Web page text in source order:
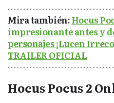
Mira también:Hocus
impresionante antes y
personajes ¡Lucen
TRAILER OFICIAL
Hocus Pocus 2